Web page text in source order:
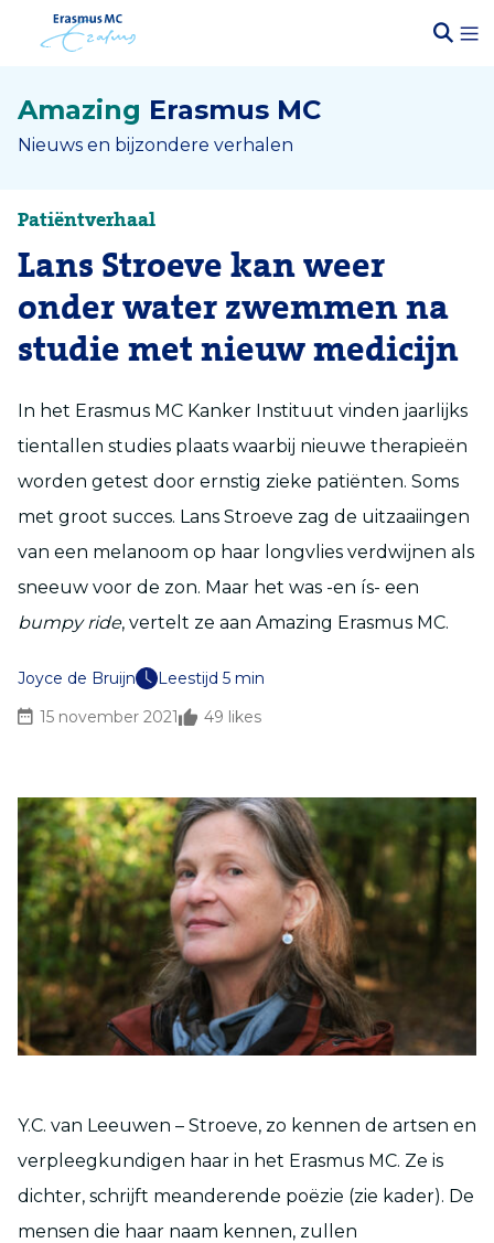
Amazing Erasmus MC
Nieuws en bijzondere verhalen
Patiëntverhaal
Lans Stroeve kan weer
onder water zwemmen na
studie met nieuw medicijn
In het Erasmus MC Kanker Instituut vinden jaarlijks
tientallen studies plaats waarbij nieuwe therapieën
worden getest door ernstig zieke patiënten. Soms
met groot succes. Lans Stroeve zag de uitzaaiingen
van een melanoom op haar longvlies verdwijnen als
sneeuw voor de zon. Maar het was -en ís- een
bumpy ride, vertelt ze aan Amazing Erasmus MC.
Joyce de Bruijn
Leestijd 5 min
15 november 2021
49 likes
Y.C. van Leeuwen – Stroeve, zo kennen de artsen en
verpleegkundigen haar in het Erasmus MC. Ze is
dichter, schrijft meanderende poëzie (zie kader). De
mensen die haar naam kennen, zullen